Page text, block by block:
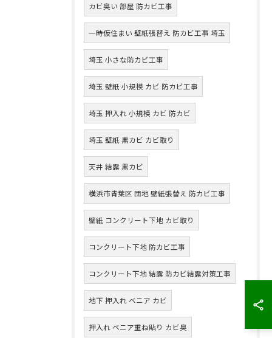
カビ臭い 部屋 防カビ工事
一時仮住まい 壁紙張替え 防カビ工事 埼玉
埼玉 小さな防カビ工事
埼玉 壁紙 小規模 カビ 防カビ工事
埼玉 押入れ 小規模 カビ 防カビ
埼玉 壁紙 黒カビ カビ取り
天井 結露 黒カビ
横浜市青葉区 団地 壁紙張替え 防カビ工事
壁紙 コンクリート下地 カビ取り
コンクリート下地 防カビ工事
コンクリート下地 結露 防カビ結露対策工事
地下 押入れ ベニア カビ
押入れ ベニア重ね貼り カビ臭